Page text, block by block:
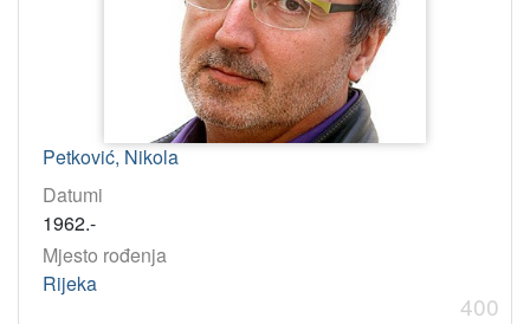
Petković, Nikola
Datumi
1962.-
Mjesto rođenja
Rijeka
400